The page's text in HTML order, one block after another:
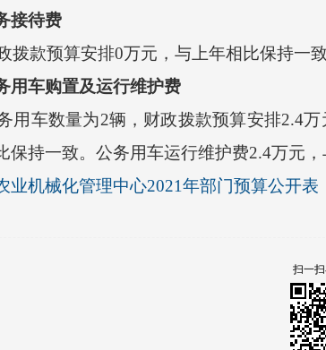
接待费
拨款预算安排0万元，与上年相比保持一
用车购置及运行维护费
用车数量为2辆，财政拨款预算安排2.4万
保持一致。公务用车运行维护费2.4万元
业机械化管理中心2021年部门预算公开表
扫一